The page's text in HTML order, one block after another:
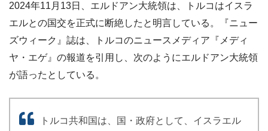
2024年11月13日、エルドアン大統領は、トルコはイスラ
エルとの国交を正式に断絶したと明言している。『ニュー
ズウィーク』誌は、トルコのニュースメディア『メディ
ヤ・エゲ』の報道を引用し、次のようにエルドアン大統領
が語ったとしている。
トルコ共和国は、国・政府として、イスラエル